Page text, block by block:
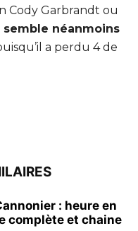
Cody Garbrandt ou
semble néanmoins
a perdu 4 de
: heure en
complète et chaine